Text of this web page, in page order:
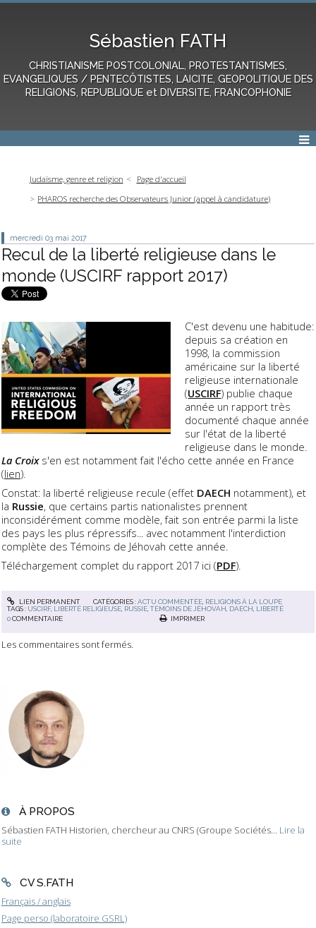
Sébastien FATH
CHRISTIANISME POSTCOLONIAL, PROTESTANTISMES,
EVANGELIQUES / PENTECÔTISTES, LAICITE, GEOPOLITIQUE DES
RELIGIONS, REPUBLIQUE et DIVERSITE, FRANCOPHONIE
À PROPOS
Sébastien FATH Historien, chercheur au CNRS (Groupe Sociétés... Lire la
suite
CV S.FATH
Français / anglais
Page perso (laboratoire GSRL)
Judaïsme, genre et religion
Page d'accueil
PHAROS recherche des Observateurs Junior (appel à candidature)
mercredi 03 mai 2017
Recul de la liberté religieuse dans le
monde (USCIRF rapport 2017)
C'est devenu une habitude:
depuis sa création en
1998, la commission
américaine sur la liberté
religieuse internationale
(USCIRF) publie chaque
année un rapport très
documenté chaque année
sur l'état de la liberté
religieuse dans le monde.
La Croix s'en est notamment fait l'écho cette année en France
(lien).
Constat: la liberté religieuse recule (effet DAECH notamment), et
la Russie, que certains partis nationalistes prennent
inconsidérément comme modèle, fait son entrée parmi la liste
des pays les plus répressifs... avec notamment l'interdiction
complète des Témoins de Jéhovah cette année.
Téléchargement complet du rapport 2017 ici (PDF).
LIEN PERMANENT CATÉGORIES :ACTU COMMENTÉE, RELIGIONS À LA LOUPE
TAGS : USCIRF, LIBERTÉ RELIGIEUSE RUSSIE ,TÉMOINS DE JÉHOVAH DAECH LIBERTÉ
0COMMENTAIRE IMPRIMER
Les commentaires sont fermés.